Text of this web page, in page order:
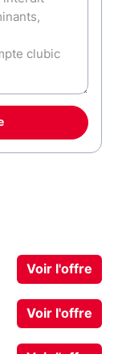
Voir l'offre
Voir l'offre